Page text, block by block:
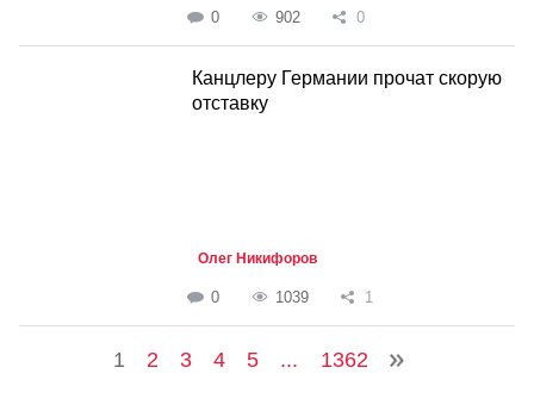
0 902 0
Канцлеру Германии прочат скорую
отставку
Олег Никифоров
0 1039 1
1 2 3 4 5 ... 1362